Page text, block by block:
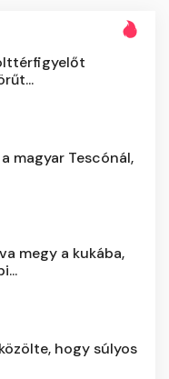
magyar Tescónál,
megy a kukába,
hogy súlyos